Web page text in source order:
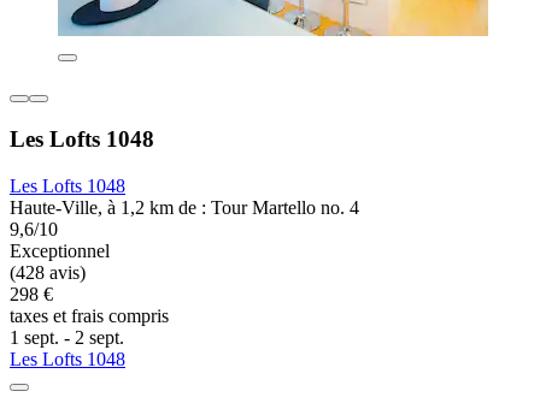
Les Lofts 1048
Les Lofts 1048
Haute-Ville, à 1,2 km de : Tour Martello no. 4
9,6/10
Exceptionnel
(428 avis)
298 €
taxes et frais compris
1 sept. - 2 sept.
Les Lofts 1048